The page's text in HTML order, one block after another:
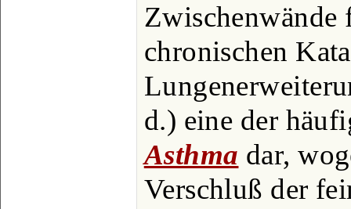
chronischen
d.) eine der
Asthma dar,
Verschluß der